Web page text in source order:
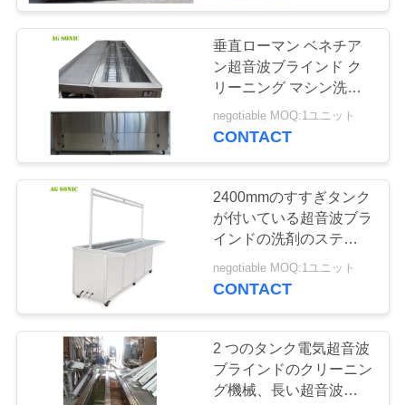
理
に
さ
歯超音波洗浄
29
超音波サーキット
ボードの洗剤
20
垂直ローマン ベネチア
ン超音波ブラインド ク
リーニング マシン洗浄
タンク乾燥トレイ
2400mm
negotiable MOQ:1ユニット
CONTACT
2400mmのすすぎタンク
が付いている超音波ブラ
インドの洗剤のステンレ
ス鋼304
negotiable MOQ:1ユニット
CONTACT
2 つのタンク電気超音波
ブラインドのクリーニン
グ機械、長い超音波タン